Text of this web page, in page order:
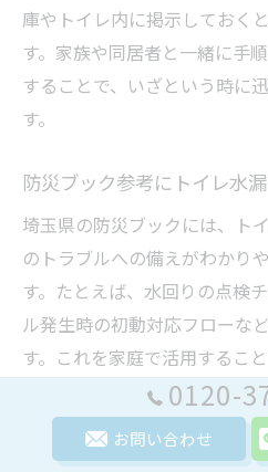
庫やトイレ内に掲示しておく
す。家族や同居者と一緒に手
することで、いざという時に
す。
防災ブック参考にトイレ水
埼玉県の防災ブックには、ト
のトラブルへの備えがわかり
す。たとえば、水回りの点検
ル発生時の初動対応フローな
す。これを家庭で活用するこ
動が習慣化しやすくなります。
また、防災ブックに記載され
0120-
お問い合わせ